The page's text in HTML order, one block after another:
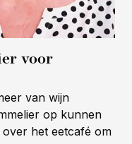
voor
van wijn
op kunnen
het eetcafé om